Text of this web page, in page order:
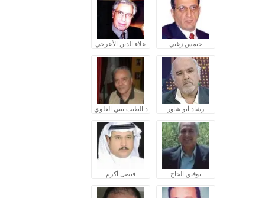
جيمس زغبي علاء الدين الأعرجي
رشاد أبو شاور د.الطيب بيتي العلوي
توفيق الحاج فيصل أكرم